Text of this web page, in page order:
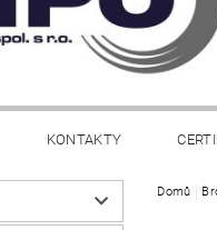
KONTAKTY
Domů